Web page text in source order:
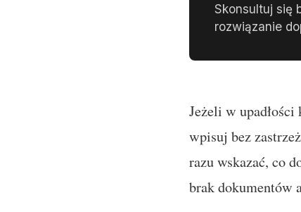
Skonsultuj się
rozwiązanie
Jeżeli w
wpisuj bez
razu wskazać, co
brak dokumentów